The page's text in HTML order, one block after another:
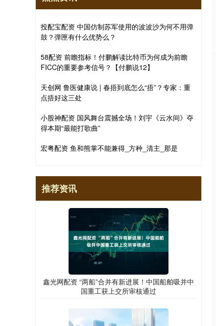
投配宝配资 中国仿制苏军使用的波波沙为何不用弹
鼓？弹匣有什么优势么？
58配资 前瞻指标！付鹏解读比特币为何成为前瞻
FICC的重要参考信号？【付鹏说12】
天创网 鲁医健康说 | 春捂到底怎么“捂”？专家：重
点捂好这三处
小股神配资 国风舞台震撼全场！刘宇《云水间》夺
得本期“最能打歌曲”
宏粤配资 鱼和熊掌不能兼得_方种_清主_那是
推荐资讯
鑫光网配资 “两船”合并有新进展！中国船舶吸并中
国重工获上交所审核通过